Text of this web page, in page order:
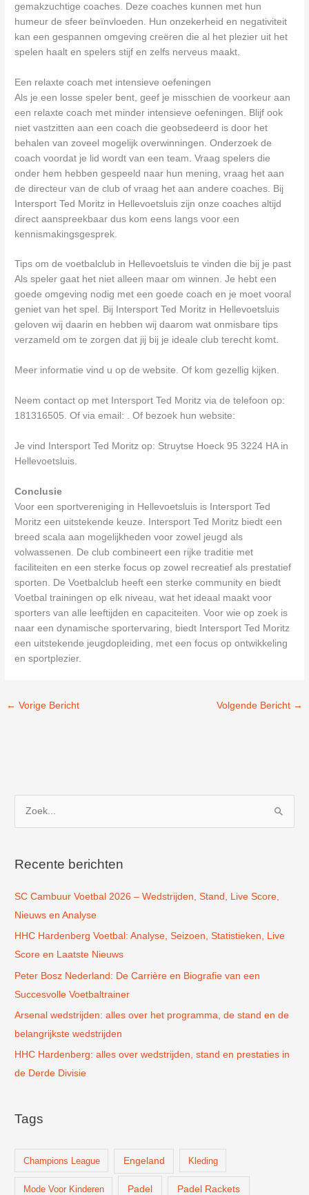
gemakzuchtige coaches. Deze coaches kunnen met hun
humeur de sfeer beïnvloeden. Hun onzekerheid en negativiteit
kan een gespannen omgeving creëren die al het plezier uit het
spelen haalt en spelers stijf en zelfs nerveus maakt.
Een relaxte coach met intensieve oefeningen
Als je een losse speler bent, geef je misschien de voorkeur aan
een relaxte coach met minder intensieve oefeningen. Blijf ook
niet vastzitten aan een coach die geobsedeerd is door het
behalen van zoveel mogelijk overwinningen. Onderzoek de
coach voordat je lid wordt van een team. Vraag spelers die
onder hem hebben gespeeld naar hun mening, vraag het aan
de directeur van de club of vraag het aan andere coaches. Bij
Intersport Ted Moritz in Hellevoetsluis zijn onze coaches altijd
direct aanspreekbaar dus kom eens langs voor een
kennismakingsgesprek.
Tips om de voetbalclub in Hellevoetsluis te vinden die bij je past
Als speler gaat het niet alleen maar om winnen. Je hebt een
goede omgeving nodig met een goede coach en je moet vooral
geniet van het spel. Bij Intersport Ted Moritz in Hellevoetsluis
geloven wij daarin en hebben wij daarom wat onmisbare tips
verzameld om te zorgen dat jij bij je ideale club terecht komt.
Meer informatie vind u op de website. Of kom gezellig kijken.
Neem contact op met Intersport Ted Moritz via de telefoon op:
181316505. Of via email: . Of bezoek hun website:
Je vind Intersport Ted Moritz op: Struytse Hoeck 95 3224 HA in
Hellevoetsluis.
Conclusie
Voor een sportvereniging in Hellevoetsluis is Intersport Ted
Moritz een uitstekende keuze. Intersport Ted Moritz biedt een
breed scala aan mogelijkheden voor zowel jeugd als
volwassenen. De club combineert een rijke traditie met
faciliteiten en een sterke focus op zowel recreatief als prestatief
sporten. De Voetbalclub heeft een sterke community en biedt
Voetbal trainingen op elk niveau, wat het ideaal maakt voor
sporters van alle leeftijden en capaciteiten. Voor wie op zoek is
naar een dynamische sportervaring, biedt Intersport Ted Moritz
een uitstekende jeugdopleiding, met een focus op ontwikkeling
en sportplezier.
← Vorige Bericht Volgende Bericht →
k
a
a
r
:
Recente berichten
SC Cambuur Voetbal 2026 – Wedstrijden, Stand, Live Score,
Nieuws en Analyse
HHC Hardenberg Voetbal: Analyse, Seizoen, Statistieken, Live
Score en Laatste Nieuws
Peter Bosz Nederland: De Carrière en Biografie van een
Succesvolle Voetbaltrainer
Arsenal wedstrijden: alles over het programma, de stand en de
belangrijkste wedstrijden
HHC Hardenberg: alles over wedstrijden, stand en prestaties in
de Derde Divisie
Tags
Champions League Engeland Kleding
Mode Voor Kinderen Padel Padel Rackets